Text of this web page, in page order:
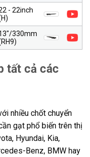
- 22inch
330mm
tất cả các
nhiều chốt chuyển
gạt phổ biến trên thị
Hyundai, Kia,
Benz, BMW hay